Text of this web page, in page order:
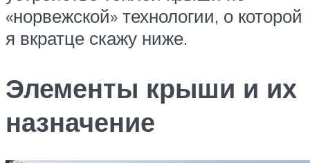
«норвежской» технологии, о которой
я вкратце скажу ниже.
Элементы крыши и их
назначение